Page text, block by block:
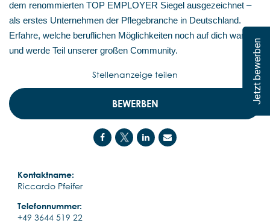
Jetzt bewerben
dem renommierten TOP EMPLOYER Siegel ausgezeichnet –
als erstes Unternehmen der Pflegebranche in Deutschland.
Erfahre, welche beruflichen Möglichkeiten noch auf dich warten,
und werde Teil unserer großen Community.
BEWERBEN
Kontaktname:
Riccardo Pfeifer
Telefonnummer:
+49 3644 519 22
Stellenanzeige teilen